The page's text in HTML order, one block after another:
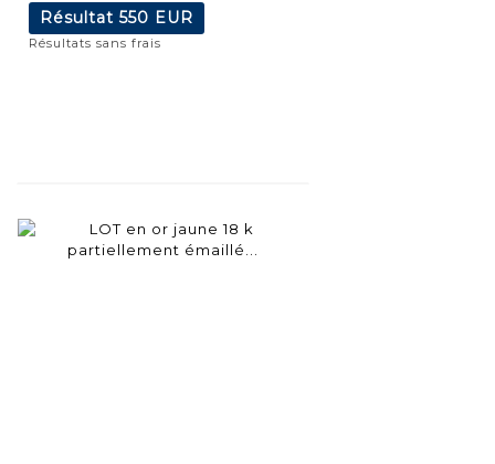
Résultat 550 EUR
Résultats sans frais